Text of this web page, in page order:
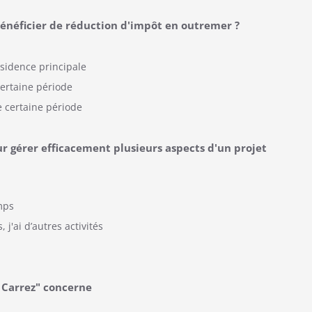
de réduction d'impôt en outremer ?
principale
période
certaine période
gérer efficacement plusieurs aspects d'un projet
j'ai d’autres activités
concerne